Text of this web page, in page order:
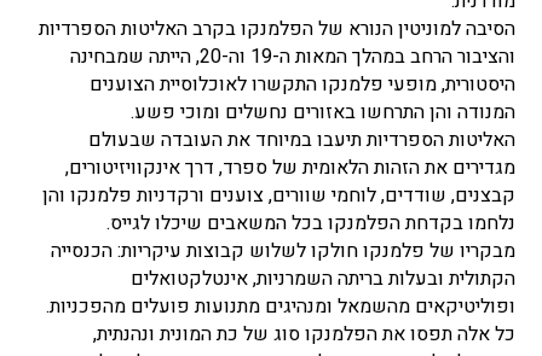
הסיבה למוניטין הנורא של הפלמנקו בקרב האליטות הספרדיות
והציבור הרחב במהלך המאות ה-19 וה-20, הייתה שמבחינה
היסטורית, מופעי פלמנקו התקשרו לאוכלוסיית הצוענים
המנודה והן התרחשו באזורים נחשלים ומוכי פשע.
האליטות הספרדיות תיעבו במיוחד את העובדה שבעולם
מגדירים את הזהות הלאומית של ספרד, דרך אינקוויזיטורים,
קבצנים, שודדים, לוחמי שוורים, צוענים ורקדניות פלמנקו והן
נלחמו בקדחת הפלמנקו בכל המשאבים שיכלו לגייס.
מבקריו של פלמנקו חולקו לשלוש קבוצות עיקריות: הכנסייה
הקתולית ובעלות בריתה השמרניות, אינטלקטואלים
ופוליטיקאים מהשמאל ומנהיגים מתנועות פועלים מהפכניות.
כל אלה תפסו את הפלמנקו סוג של כת המונית ונהנתית,